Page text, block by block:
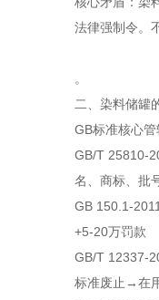
法律强制令。
。
二、染料储罐
GB标准核心
GB/T 25810-
名、商标、批
GB 150.1-
+5-20万罚款
GB/T 12337-
标准废止→在